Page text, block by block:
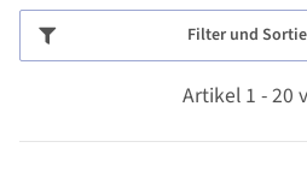
Filter und
Artikel 1 - 20